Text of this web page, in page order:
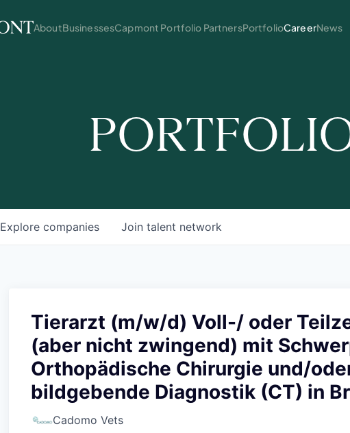
AboutBusinessesCapmont Portfolio PartnersPortfolioCareerNews
Explore companies Join talent network
Tierarzt (m/w/d) Voll-/ oder
(aber nicht zwingend) mit
Orthopädische Chirurgie und/
bildgebende Diagnostik (CT) in
Cadomo Vets